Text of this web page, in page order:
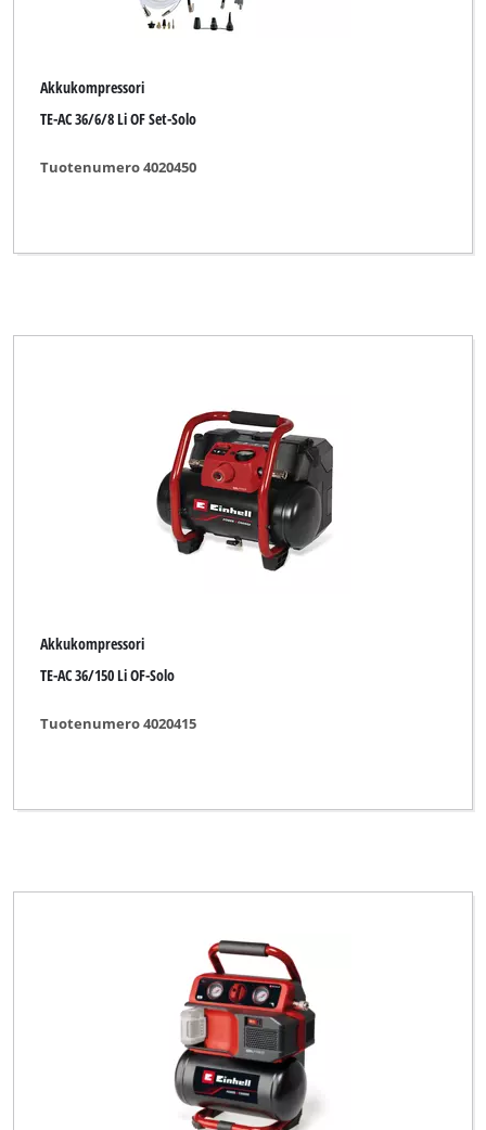
Akkukompressori
TE-AC 36/6/8 Li OF Set-Solo
Tuotenumero 4020450
Akkukompressori
TE-AC 36/150 Li OF-Solo
Tuotenumero 4020415